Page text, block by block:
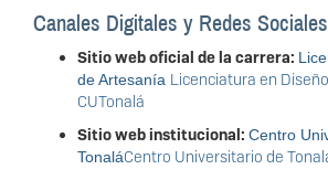
Canales Digitales y Redes Sociales
Sitio web oficial de la carrera:
de Artesanía Licenciatura en
CUTonalá
Sitio web institucional: Centro
TonaláCentro Universitario de